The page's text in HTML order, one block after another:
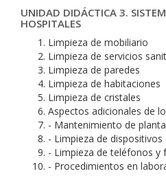
UNIDAD DIDÁCTICA 3.
HOSPITALES
Limpieza de mobiliario
Limpieza de servicios
Limpieza de paredes
Limpieza de habitaciones
Limpieza de cristales
Aspectos adicionales de
- Mantenimiento de
- Limpieza de
- Limpieza de teléfonos y
- Procedimientos en